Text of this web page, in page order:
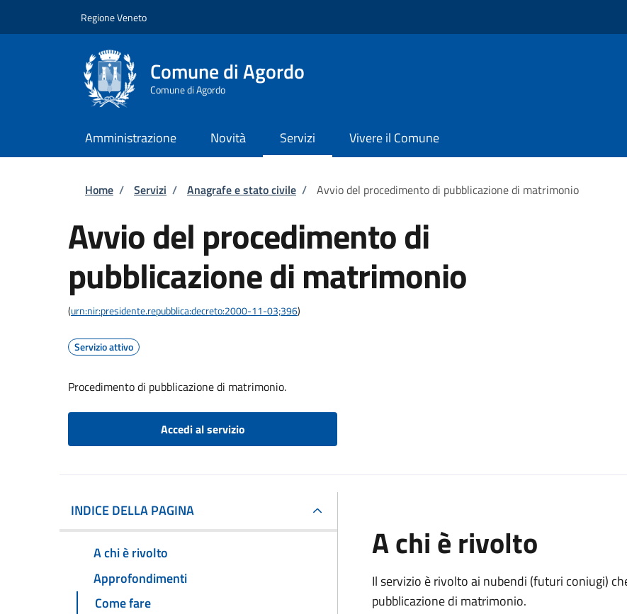
Regione Veneto
Comune di Agordo
Comune di Agordo
Amministrazione Novità Servizi Vivere il Comune
Briciole di pane
Home / Servizi / Anagrafe e stato civile / Avvio del procedimento di pubblicazione di matrimonio
Avvio del procedimento di
pubblicazione di matrimonio
(urn:nir:presidente.repubblica:decreto:2000-11-03;396)
Servizio attivo
Procedimento di pubblicazione di matrimonio.
Accedi al servizio
INDICE DELLA PAGINA
A chi è rivolto
Approfondimenti
Come fare
A chi è rivolto
Il servizio è rivolto ai nubendi (futuri coniugi)
pubblicazione di matrimonio.